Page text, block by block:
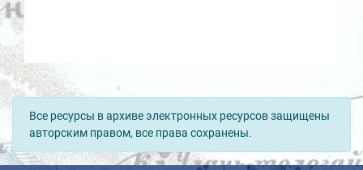
Все ресурсы в архиве электронных ресурсов защищены
авторским правом, все права сохранены.